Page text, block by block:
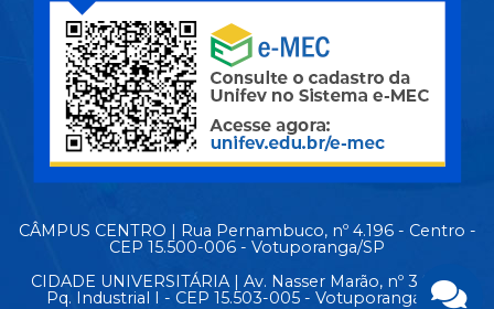
CÂMPUS CENTRO | Rua Pernambuco, nº 4.196 - Centro -
CEP 15.500-006 - Votuporanga/SP
CIDADE UNIVERSITÁRIA | Av. Nasser Marão, nº 3.069 -
Pq. Industrial I - CEP 15.503-005 - Votuporanga/SP